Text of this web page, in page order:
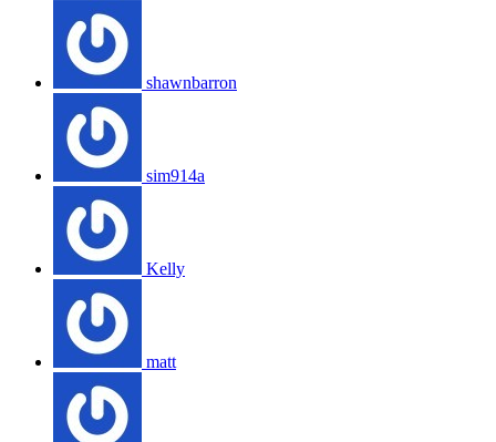
shawnbarron
sim914a
Kelly
matt